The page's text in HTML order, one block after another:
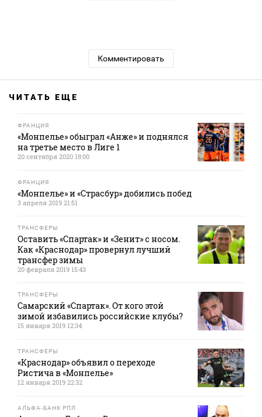
Комментировать
ЧИТАТЬ ЕЩЕ
ФРАНЦИЯ
«Монпелье» обыграл «Анже» и поднялся
на третье место в Лиге 1
20 сентября 2020 18:00
ФРАНЦИЯ
«Монпелье» и «Страсбур» добились побед
3 апреля 2019 21:51
ТРАНСФЕРЫ
Оставить «Спартак» и «Зенит» с носом.
Как «Краснодар» провернул лучший
трансфер зимы
20 февраля 2019 15:43
ТРАНСФЕРЫ
Самарский «Спартак». От кого этой
зимой избавились российские клубы?
15 января 2019 12:34
ТРАНСФЕРЫ
«Краснодар» объявил о переходе
Ристича в «Монпелье»
12 января 2019 22:32
АЛЬФА-БАНК РПЛ